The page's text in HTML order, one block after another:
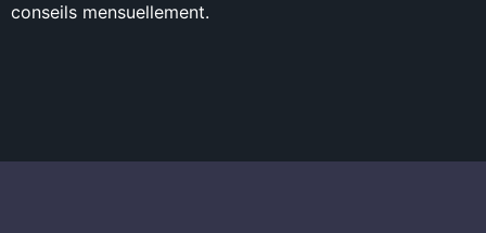
conseils mensuellement.